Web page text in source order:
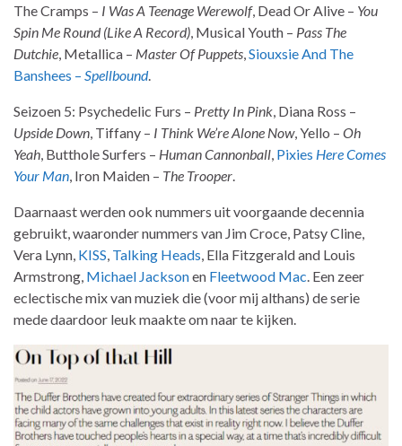
The Cramps – I Was A Teenage Werewolf, Dead Or Alive – You
Spin Me Round (Like A Record), Musical Youth – Pass The
Dutchie, Metallica – Master Of Puppets,Siouxsie And The
Banshees – Spellbound.
Seizoen 5: Psychedelic Furs – Pretty In Pink, Diana Ross –
Upside Down, Tiffany – I Think We’re Alone Now, Yello – Oh
Yeah, Butthole Surfers – Human Cannonball, Pixies Here Comes
Your Man, Iron Maiden – The Trooper.
Daarnaast werden ook nummers uit voorgaande decennia
gebruikt, waaronder nummers van Jim Croce, Patsy Cline,
Vera Lynn, KISS, Talking Heads, Ella Fitzgerald and Louis
Armstrong, Michael Jacksonen Fleetwood Mac. Een zeer
eclectische mix van muziek die (voor mij althans) de serie
mede daardoor leuk maakte om naar te kijken.